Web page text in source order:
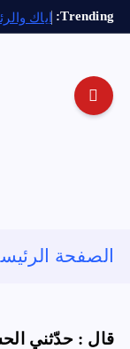
ل
Trending: اياك
الصفحة
قال : حدّثني